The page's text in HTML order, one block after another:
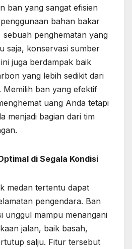
ban yang sangat efisien
bahan bakar
sebuah penghematan yang
saja, konservasi sumber
juga berdampak baik
yang lebih sedikit dari
Memilih ban yang efektif
uang Anda tetapi
menjadi bagian dari tim
di Segala Kondisi
medan tertentu dapat
pengendara. Ban
unggul mampu menangani
jalan, baik basah,
salju. Fitur tersebut